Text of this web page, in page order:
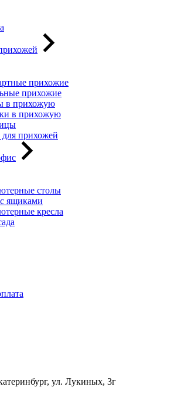
прихожие
прихожие
в прихожую
в прихожую
прихожей
столы
ящиками
кресла
ул. Лукиных, 3г